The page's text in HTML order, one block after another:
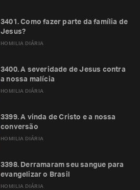
HOMILIA DIÁRIA
3401. Como fazer parte da família de
Jesus?
HOMILIA DIÁRIA
3400. A severidade de Jesus contra
a nossa malícia
HOMILIA DIÁRIA
3399. A vinda de Cristo e a nossa
conversão
HOMILIA DIÁRIA
3398. Derramaram seu sangue para
evangelizar o Brasil